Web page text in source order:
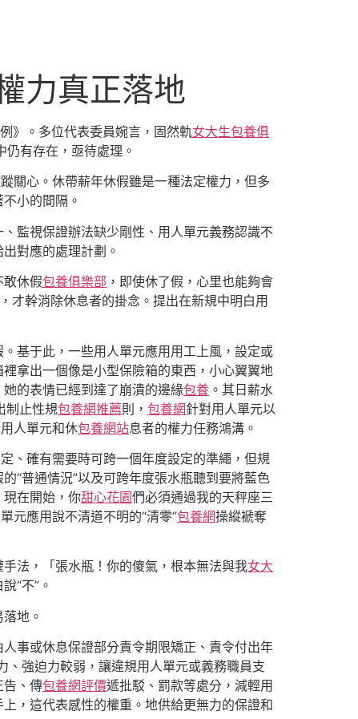
力真正落地
》。多位代表委員婉言，固然軌女大生包養俱
仍有存在，亟待處理。
關心。休帶薪年休假雖是一種法定權力，但多
小的間隔。
監視保證辦法缺少剛性、用人單元義務認識不
對應的處理計劃。
休假包養俱樂部 ，即使休了假，心里也能夠會
才幹消除休息者的掛念。提出在新規中明白用
基于此，一些用人單元應用用工上風，設定或
拿出一個像是小型保險箱的東西，小心翼翼地
的表情已經到達了崩潰的邊緣包養 。其日薪水
制止性規包養網推薦則， 包養網針對用人單元以
人單元和休包養網站息者的權力任務鴻溝。
、確有需要時可跨一個年度設定的準繩，但規
“普通情況”以及可跨年度張水瓶聽到要將藍色
現在開始，你甜心花園們必須通過我的天秤座三
元應用說不清道不明的“清零”包養網操縱褫奪
法，「張水瓶！你的傻氣，根本無法與我女大
“不”。
地。
事或休息保證部分責令期限矯正、責令付出年
強迫力較弱，讓違規用人單元或義務職員支
告、傳包養網評價遞批駁、罰款等處分，減輕用
，這代表感性的權重。地供給更無力的保證和